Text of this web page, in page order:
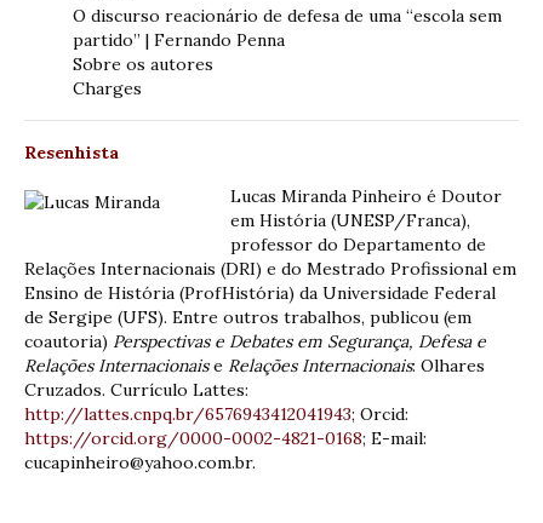
O discurso reacionário de defesa de uma “escola sem
partido” | Fernando Penna
Sobre os autores
Charges
Resenhista
Lucas Miranda Pinheiro é Doutor
em História (UNESP/Franca),
professor do Departamento de
Relações Internacionais (DRI) e do Mestrado Profissional em
Ensino de História (ProfHistória) da Universidade Federal
de Sergipe (UFS). Entre outros trabalhos, publicou (em
coautoria) Perspectivas e Debates em Segurança, Defesa e
Relações Internacionaise Relações Internacionais: Olhares
Cruzados. Currículo Lattes:
http://lattes.cnpq.br/6576943412041943; Orcid:
https://orcid.org/0000-0002-4821-0168; E-mail:
cucapinheiro@yahoo.com.br.